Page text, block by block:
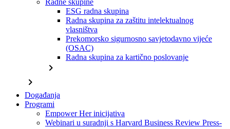
ESG radna skupina
Radna skupina za zaštitu intelektualnog
vlasništva
Prekomorsko sigurnosno savjetodavno vijeće
(OSAC)
Radna skupina za kartično poslovanje
chevron_right
chevron_right
Događanja
Programi
Empower Her inicijativa
Webinari u suradnji s Harvard Business Review Press-